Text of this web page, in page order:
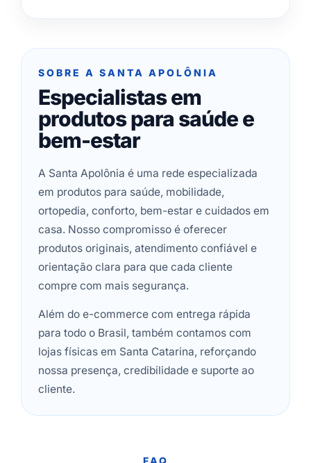
SOBRE A SANTA APOLÔNIA
Especialistas em
produtos para saúde e
bem-estar
A Santa Apolônia é uma rede especializada
em produtos para saúde, mobilidade,
ortopedia, conforto, bem-estar e cuidados em
casa. Nosso compromisso é oferecer
produtos originais, atendimento confiável e
orientação clara para que cada cliente
compre com mais segurança.
Além do e-commerce com entrega rápida
para todo o Brasil, também contamos com
lojas físicas em Santa Catarina, reforçando
nossa presença, credibilidade e suporte ao
cliente.
FAQ